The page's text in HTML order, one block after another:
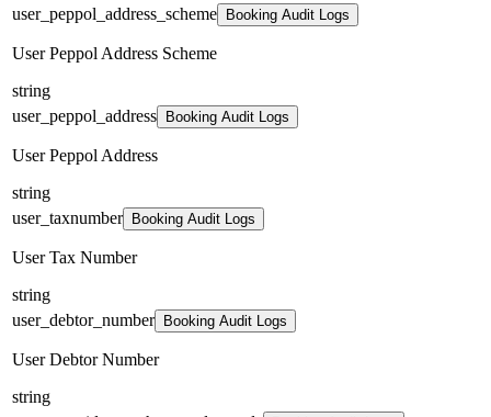
user_peppol_address_scheme
Booking Audit Logs
User Peppol Address Scheme
string
user_peppol_address
Booking Audit Logs
User Peppol Address
string
user_taxnumber
Booking Audit Logs
User Tax Number
string
user_debtor_number
Booking Audit Logs
User Debtor Number
string